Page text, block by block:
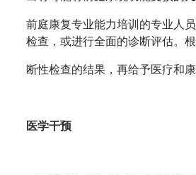
前庭康复专业能力培训的专业人
检查，或进行全面的诊断评估。
断性检查的结果，再给予医疗和康
医学干预